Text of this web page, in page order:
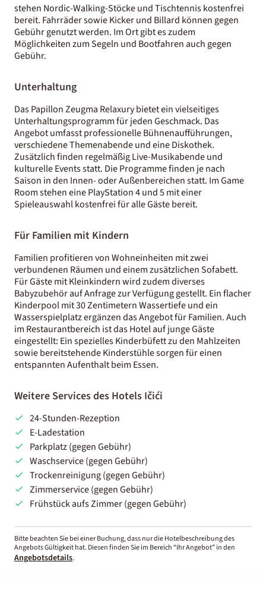
stehen Nordic-Walking-Stöcke und Tischtennis kostenfrei
bereit. Fahrräder sowie Kicker und Billard können gegen
Gebühr genutzt werden. Im Ort gibt es zudem
Möglichkeiten zum Segeln und Bootfahren auch gegen
Gebühr.
Unterhaltung
Das Papillon Zeugma Relaxury bietet ein vielseitiges
Unterhaltungsprogramm für jeden Geschmack. Das
Angebot umfasst professionelle Bühnenaufführungen,
verschiedene Themenabende und eine Diskothek.
Zusätzlich finden regelmäßig Live-Musikabende und
kulturelle Events statt. Die Programme finden je nach
Saison in den Innen- oder Außenbereichen statt. Im Game
Room stehen eine PlayStation 4 und 5 mit einer
Spieleauswahl kostenfrei für alle Gäste bereit.
Für Familien mit Kindern
Familien profitieren von Wohneinheiten mit zwei
verbundenen Räumen und einem zusätzlichen Sofabett.
Für Gäste mit Kleinkindern wird zudem diverses
Babyzubehör auf Anfrage zur Verfügung gestellt. Ein flacher
Kinderpool mit 30 Zentimetern Wassertiefe und ein
Wasserspielplatz ergänzen das Angebot für Familien. Auch
im Restaurantbereich ist das Hotel auf junge Gäste
eingestellt: Ein spezielles Kinderbüfett zu den Mahlzeiten
sowie bereitstehende Kinderstühle sorgen für einen
entspannten Aufenthalt beim Essen.
Weitere Services des Hotels Ičići
24-Stunden-Rezeption
E-Ladestation
Parkplatz (gegen Gebühr)
Waschservice (gegen Gebühr)
Trockenreinigung (gegen Gebühr)
Zimmerservice (gegen Gebühr)
Frühstück aufs Zimmer (gegen Gebühr)
Bitte beachten Sie bei einer Buchung, dass nur die Hotelbeschreibung des
Angebots Gültigkeit hat. Diesen finden Sie im Bereich “Ihr Angebot” in den
Angebotsdetails.